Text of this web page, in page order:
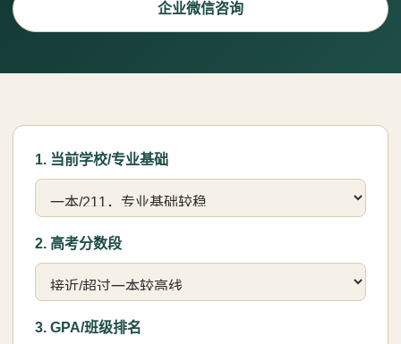
企业微信咨询
1. 当前学校/专业基础
2. 高考分数段
3. GPA/班级排名